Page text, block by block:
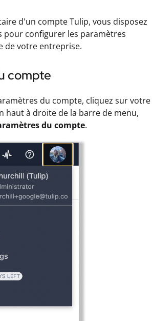
d'un compte Tulip, vous disposez
pour configurer les paramètres
de votre entreprise.
compte
du compte, cliquez sur votre
haut à droite de la barre de menu,
du compte.